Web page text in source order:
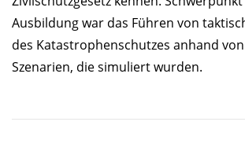
Ausbildung war das Führen von
des Katastrophenschutzes anhand
Szenarien, die simuliert wurden.